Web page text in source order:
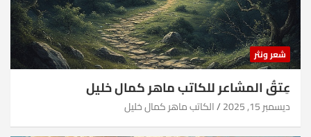
شعر ونثر
عِتقُ المشاعر للكاتب ماهر كمال خليل
ديسمبر 15, 2025 الكاتب ماهر كمال خليل